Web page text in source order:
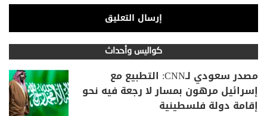
كواليس وأحداث
مصدر سعودي لـCNN: التطبيع مع
إسرائيل مرهون بمسار لا رجعة فيه نحو
إقامة دولة فلسطينية